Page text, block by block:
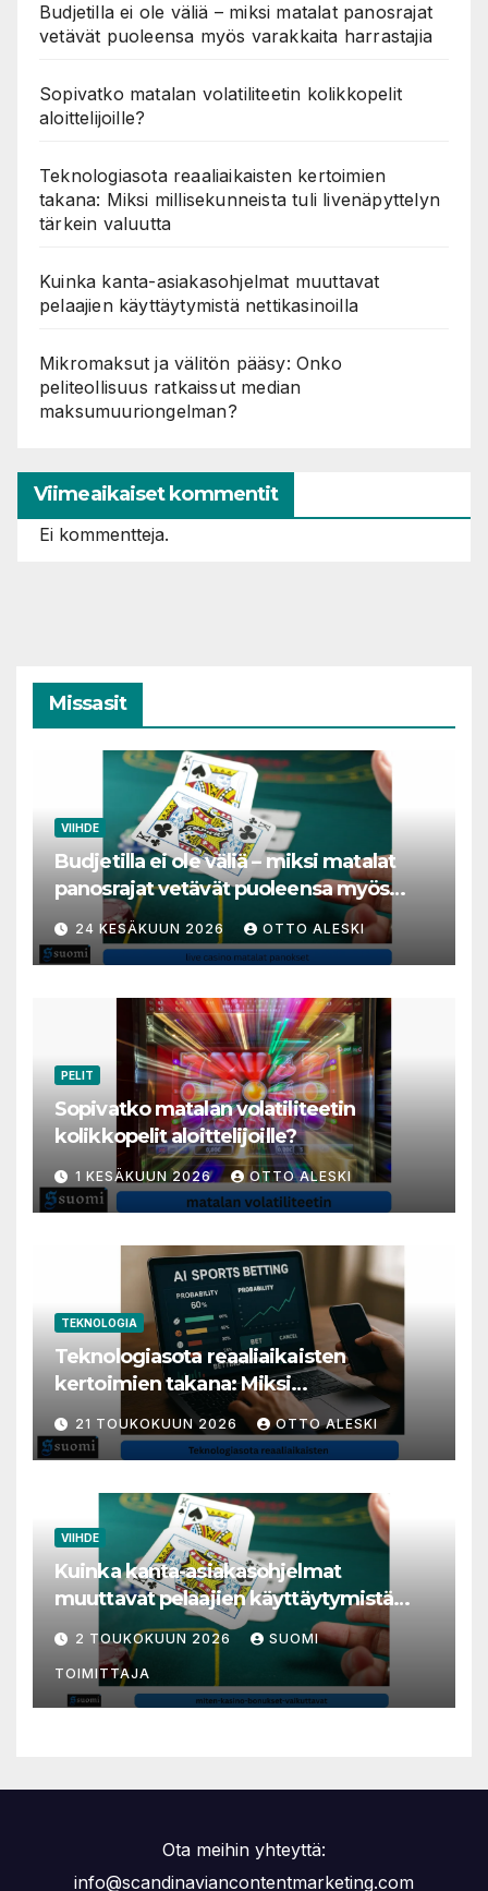
Budjetilla ei ole väliä – miksi matalat panosrajat
vetävät puoleensa myös varakkaita harrastajia
Sopivatko matalan volatiliteetin kolikkopelit
aloittelijoille?
Teknologiasota reaaliaikaisten kertoimien
takana: Miksi millisekunneista tuli livenäpyttelyn
tärkein valuutta
Kuinka kanta-asiakasohjelmat muuttavat
pelaajien käyttäytymistä nettikasinoilla
Mikromaksut ja välitön pääsy: Onko
peliteollisuus ratkaissut median
maksumuuriongelman?
Viimeaikaiset kommentit
Ei kommentteja.
Missasit
VIIHDE
Budjetilla ei ole väliä – miksi matalat
panosrajat vetävät puoleensa myös
varakkaita harrastajia
24 KESÄKUUN 2026 OTTO ALESKI
PELIT
Sopivatko matalan volatiliteetin
kolikkopelit aloittelijoille?
1 KESÄKUUN 2026 OTTO ALESKI
TEKNOLOGIA
Teknologiasota reaaliaikaisten
kertoimien takana: Miksi
millisekunneista tuli livenäpyttelyn
tärkein valuutta
21 TOUKOKUUN 2026 OTTO ALESKI
VIIHDE
Kuinka kanta-asiakasohjelmat
muuttavat pelaajien käyttäytymistä
nettikasinoilla
2 TOUKOKUUN 2026 SUOMI
TOIMITTAJA
Ota meihin yhteyttä:
info@scandinaviancontentmarketing.com